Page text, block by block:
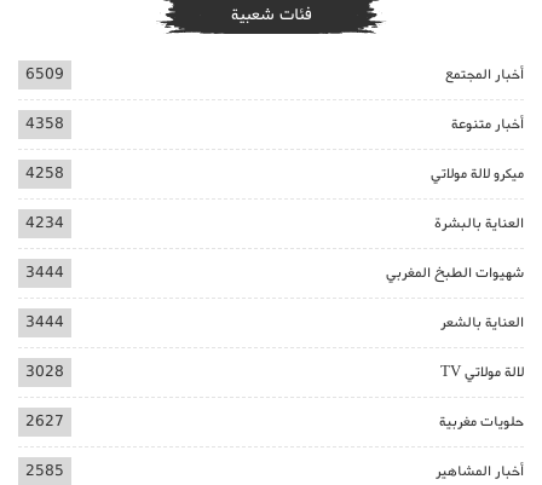
فئات شعبية
أخبار المجتمع 6509
أخبار متنوعة 4358
ميكرو لالة مولاتي 4258
العناية بالبشرة 4234
شهيوات الطبخ المغربي 3444
العناية بالشعر 3444
لالة مولاتي TV 3028
حلويات مغربية 2627
أخبار المشاهير 2585